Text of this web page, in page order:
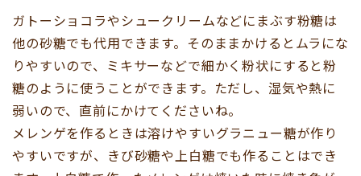
ガトーショコラやシュークリームなどにまぶす粉糖は
他の砂糖でも代用できます。そのままかけるとムラにな
りやすいので、ミキサーなどで細かく粉状にすると粉
糖のように使うことができます。ただし、湿気や熱に
弱いので、直前にかけてくださいね。
メレンゲを作るときは溶けやすいグラニュー糖が作り
やすいですが、きび砂糖や上白糖でも作ることはでき